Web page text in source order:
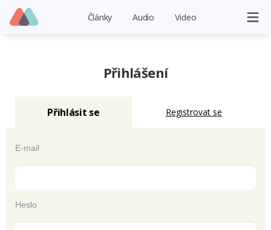
Články Audio Video
Přihlášení
Přihlásit se Registrovat se
E-mail
Heslo